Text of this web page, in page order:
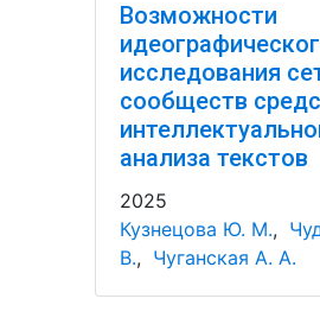
Возможности
исследования
сообществ
анализа текстов
2025
Кузнецова Ю. М.,
В., Чуганская А. А.